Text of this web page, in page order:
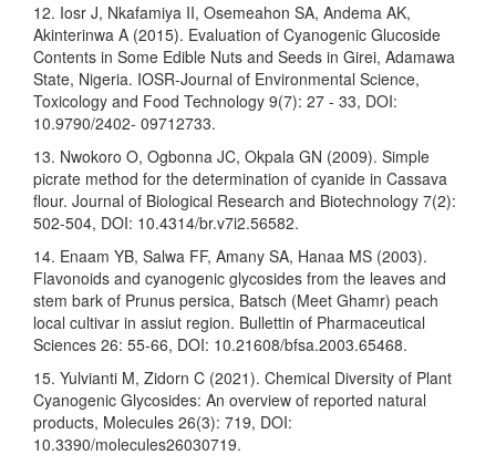
12. Iosr J, Nkafamiya II, Osemeahon SA, Andema AK,
Akinterinwa A (2015). Evaluation of Cyanogenic Glucoside
Contents in Some Edible Nuts and Seeds in Girei, Adamawa
State, Nigeria. IOSR-Journal of Environmental Science,
Toxicology and Food Technology 9(7): 27 - 33, DOI:
10.9790/2402- 09712733.
13. Nwokoro O, Ogbonna JC, Okpala GN (2009). Simple
picrate method for the determination of cyanide in Cassava
flour. Journal of Biological Research and Biotechnology 7(2):
502-504, DOI: 10.4314/br.v7i2.56582.
14. Enaam YB, Salwa FF, Amany SA, Hanaa MS (2003).
Flavonoids and cyanogenic glycosides from the leaves and
stem bark of Prunus persica, Batsch (Meet Ghamr) peach
local cultivar in assiut region. Bullettin of Pharmaceutical
Sciences 26: 55-66, DOI: 10.21608/bfsa.2003.65468.
15. Yulvianti M, Zidorn C (2021). Chemical Diversity of Plant
Cyanogenic Glycosides: An overview of reported natural
products, Molecules 26(3): 719, DOI:
10.3390/molecules26030719.